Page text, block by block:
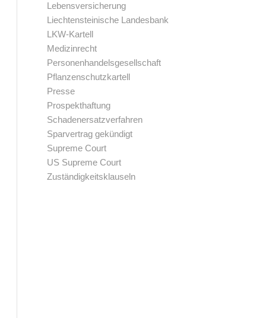
Lebensversicherung
Liechtensteinische Landesbank
LKW-Kartell
Medizinrecht
Personenhandelsgesellschaft
Pflanzenschutzkartell
Presse
Prospekthaftung
Schadenersatzverfahren
Sparvertrag gekündigt
Supreme Court
US Supreme Court
Zuständigkeitsklauseln